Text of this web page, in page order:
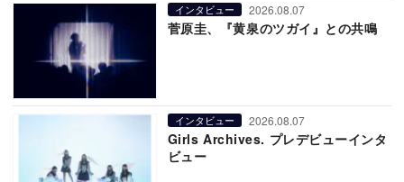
インタビュー 2026.08.07
菅原圭、『黄泉のツガイ』との共鳴
インタビュー 2026.08.07
Girls Archives. プレデビューインタ
ビュー